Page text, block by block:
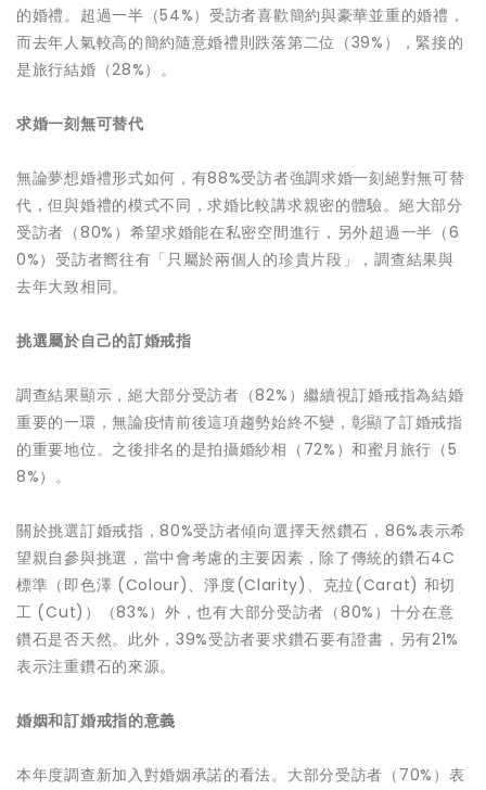
的婚禮。超過一半（54%）受訪者喜歡簡約與豪華並重的婚禮，
而去年人氣較高的簡約隨意婚禮則跌落第二位（39%），緊接的
是旅行結婚（28%）。
求婚一刻無可替代
無論夢想婚禮形式如何，有88%受訪者強調求婚一刻絕對無可替
代，但與婚禮的模式不同，求婚比較講求親密的體驗。絕大部分
受訪者（80%）希望求婚能在私密空間進行，另外超過一半（6
0%）受訪者嚮往有「只屬於兩個人的珍貴片段」，調查結果與
去年大致相同。
挑選屬於自己的訂婚戒指
調查結果顯示，絕大部分受訪者（82%）繼續視訂婚戒指為結婚
重要的一環，無論疫情前後這項趨勢始終不變，彰顯了訂婚戒指
的重要地位。之後排名的是拍攝婚紗相（72%）和蜜月旅行（5
8%）。
關於挑選訂婚戒指，80%受訪者傾向選擇天然鑽石，86%表示希
望親自參與挑選，當中會考慮的主要因素，除了傳統的鑽石4C
標準（即色澤 (Colour)、淨度(Clarity)、克拉(Carat) 和切
工 (Cut)）（83%）外，也有大部分受訪者（80%）十分在意
鑽石是否天然。此外，39%受訪者要求鑽石要有證書，另有21%
表示注重鑽石的來源。
婚姻和訂婚戒指的意義
本年度調查新加入對婚姻承諾的看法。大部分受訪者（70%）表